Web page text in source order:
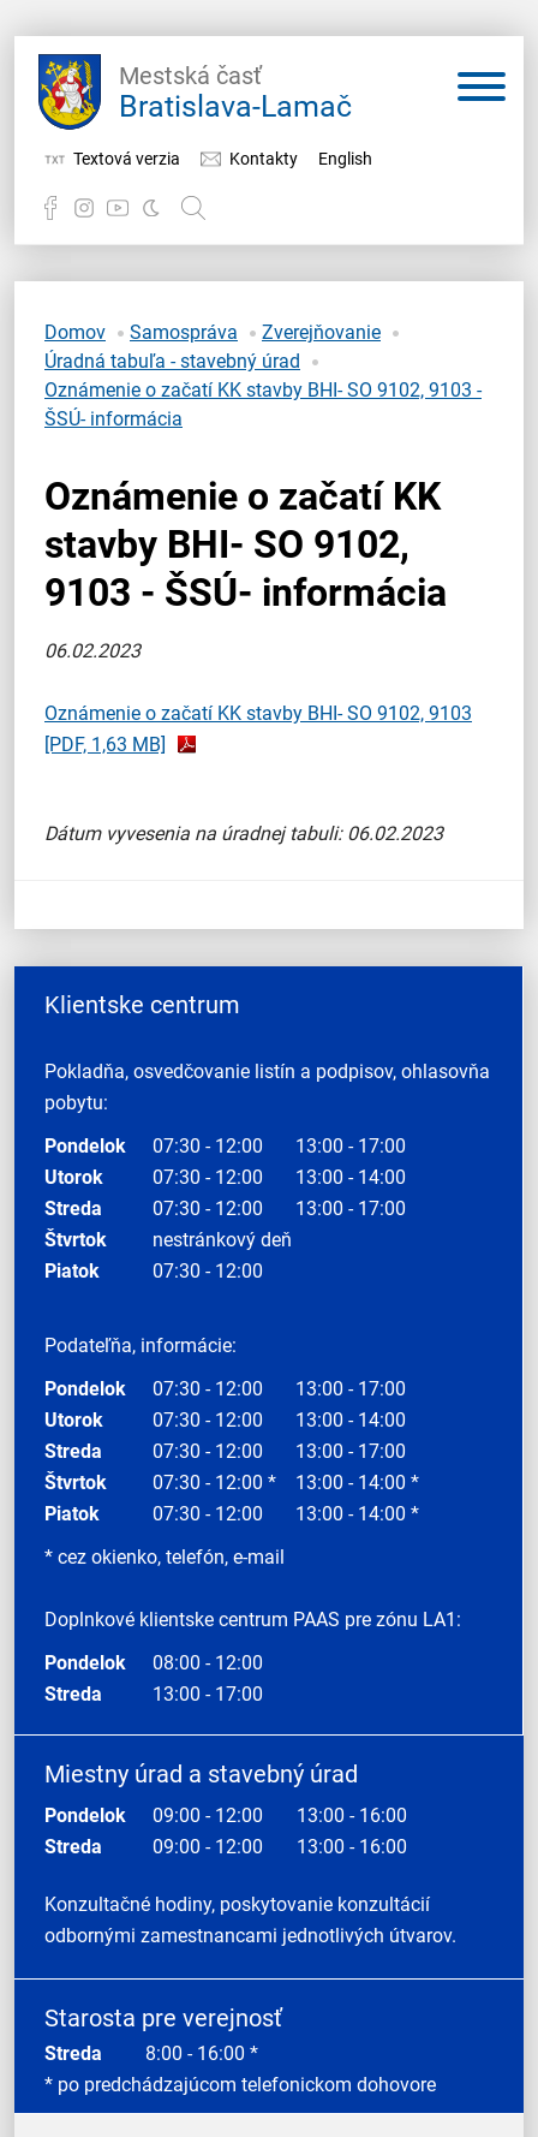
Mestská časť
Bratislava-Lamač
Textová verzia Kontakty English
Samospráva
Miestny úrad
O Lamači
Domov Samospráva
Zverejňovanie
Úradná tabuľa - stavebný úrad
Oznámenie o začatí KK stavby BHI- SO 9102, 9103 -
ŠSÚ- informácia
Oznámenie o začatí KK
stavby BHI- SO 9102,
9103 - ŠSÚ- informácia
06.02.2023
Oznámenie o začatí KK stavby BHI- SO 9102, 9103
[PDF, 1,63 MB]
Dátum vyvesenia na úradnej tabuli: 06.02.2023
Klientske centrum
Pokladňa, osvedčovanie listín a podpisov, ohlasovňa
pobytu:
Pondelok
07:30 - 12:00
13:00 - 17:00
Utorok
07:30 - 12:00
13:00 - 14:00
Streda
07:30 - 12:00
13:00 - 17:00
Štvrtok
nestránkový deň
Piatok
07:30 - 12:00
Podateľňa, informácie:
Pondelok
07:30 - 12:00
13:00 - 17:00
Utorok
07:30 - 12:00
13:00 - 14:00
Streda
07:30 - 12:00
13:00 - 17:00
Štvrtok
07:30 - 12:00 *
13:00 - 14:00 *
Piatok
07:30 - 12:00
13:00 - 14:00 *
* cez okienko, telefón, e-mail
Doplnkové klientske centrum PAAS pre zónu LA1:
Pondelok
08:00 - 12:00
Streda
13:00 - 17:00
Miestny úrad a stavebný úrad
Pondelok 09:00 - 12:00
13:00 - 16:00
Streda
09:00 - 12:00 13:00 - 16:00
Konzultačné hodiny, poskytovanie konzultácií
odbornými zamestnancami jednotlivých útvarov.
Starosta pre verejnosť
Streda 8:00 - 16:00 *
* po predchádzajúcom telefonickom dohovore